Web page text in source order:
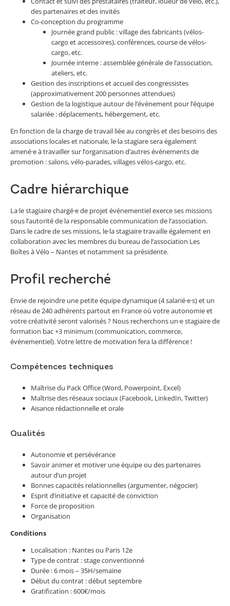
des partenaires et des invités
Co-conception du programme
Journée grand public : village des fabricants (vélos-
cargo et accessoires), conférences, course de vélos-
cargo, etc.
Journée interne : assemblée générale de l’association,
ateliers, etc.
Gestion des inscriptions et accueil des congressistes
(approximativement 200 personnes attendues)
Gestion de la logistique autour de l’événement pour l’équipe
salariée : déplacements, hébergement, etc.
En fonction de la charge de travail liée au congrès et des besoins des
associations locales et nationale, le·la stagiare sera également
amené·e à travailler sur l’organisation d’autres événements de
promotion : salons, vélo-parades, villages vélos-cargo, etc.
Cadre hiérarchique
La·le stagiaire chargé·e de projet événementiel exerce ses missions
sous l’autorité de la responsable communication de l’association.
Dans le cadre de ses missions, le·la stagiaire travaille également en
collaboration avec les membres du bureau de l’association Les
Boîtes à Vélo – Nantes et notamment sa présidente.
Profil recherché
Envie de rejoindre une petite équipe dynamique (4 salarié·e·s) et un
réseau de 240 adhérents partout en France où votre autonomie et
votre créativité seront valorisés ? Nous recherchons un·e stagiaire de
formation bac +3 minimum (communication, commerce,
événementiel). Votre lettre de motivation fera la différence !
Compétences techniques
Maîtrise du Pack Office (Word, Powerpoint, Excel)
Maîtrise des réseaux sociaux (Facebook, LinkedIn, Twitter)
Aisance rédactionnelle et orale
Qualités
Autonomie et persévérance
Savoir animer et motiver une équipe ou des partenaires
autour d’un projet
Bonnes capacités relationnelles (argumenter, négocier)
Esprit d’initiative et capacité de conviction
Force de proposition
Organisation
Conditions
Localisation : Nantes ou Paris 12e
Type de contrat : stage conventionné
Durée : 6 mois – 35H/semaine
Début du contrat : début septembre
Gratification : 600€/mois